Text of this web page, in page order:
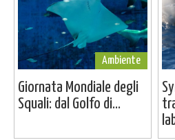
Ambiente
Giornata Mondiale degli
Squali: dal Golfo di...